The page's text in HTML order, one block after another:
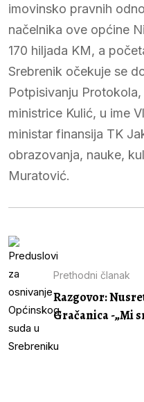
imovinsko pravnih
načelnika ove općine
170 hiljada KM, a
Srebrenik očekuje se
Potpisivanju
ministrice Kulić, u ime
ministar finansija TK
obrazovanja, nauke,
Muratović.
Prethodni članak
Razgovor:
Gračanica -„Mi